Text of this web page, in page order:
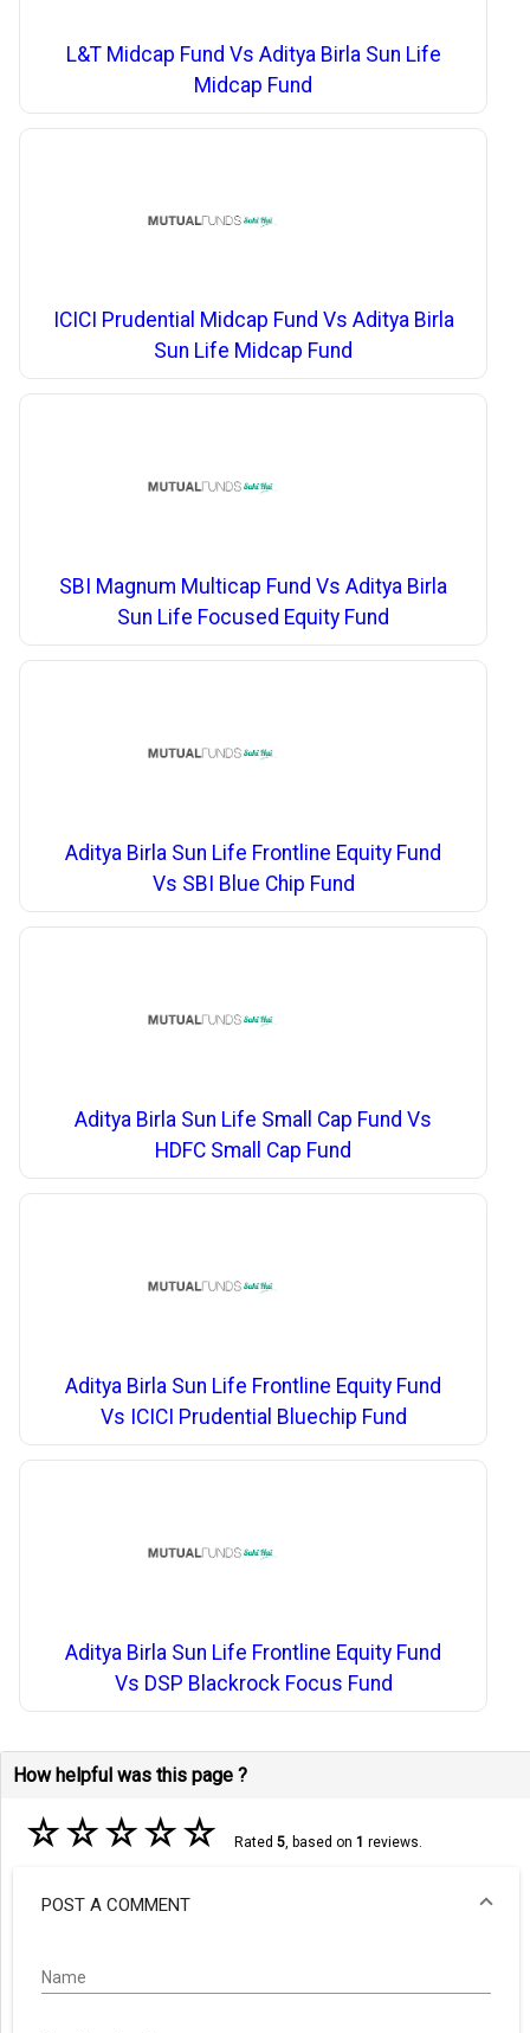
L&T Midcap Fund Vs Aditya Birla Sun Life
Midcap Fund
ICICI Prudential Midcap Fund Vs Aditya Birla
Sun Life Midcap Fund
SBI Magnum Multicap Fund Vs Aditya Birla
Sun Life Focused Equity Fund
Aditya Birla Sun Life Frontline Equity Fund
Vs SBI Blue Chip Fund
Aditya Birla Sun Life Small Cap Fund Vs
HDFC Small Cap Fund
Aditya Birla Sun Life Frontline Equity Fund
Vs ICICI Prudential Bluechip Fund
Aditya Birla Sun Life Frontline Equity Fund
Vs DSP Blackrock Focus Fund
How helpful was this page ?
☆☆☆☆☆ Rated 5, based on 1 reviews.
POST A COMMENT
Name